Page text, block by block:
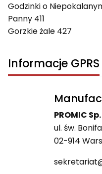
Godzinki o
Panny 411
Gorzkie żale 427
Informacje GPRS
PROMIC
ul. św.
02-914